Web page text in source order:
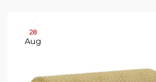
28
Aug